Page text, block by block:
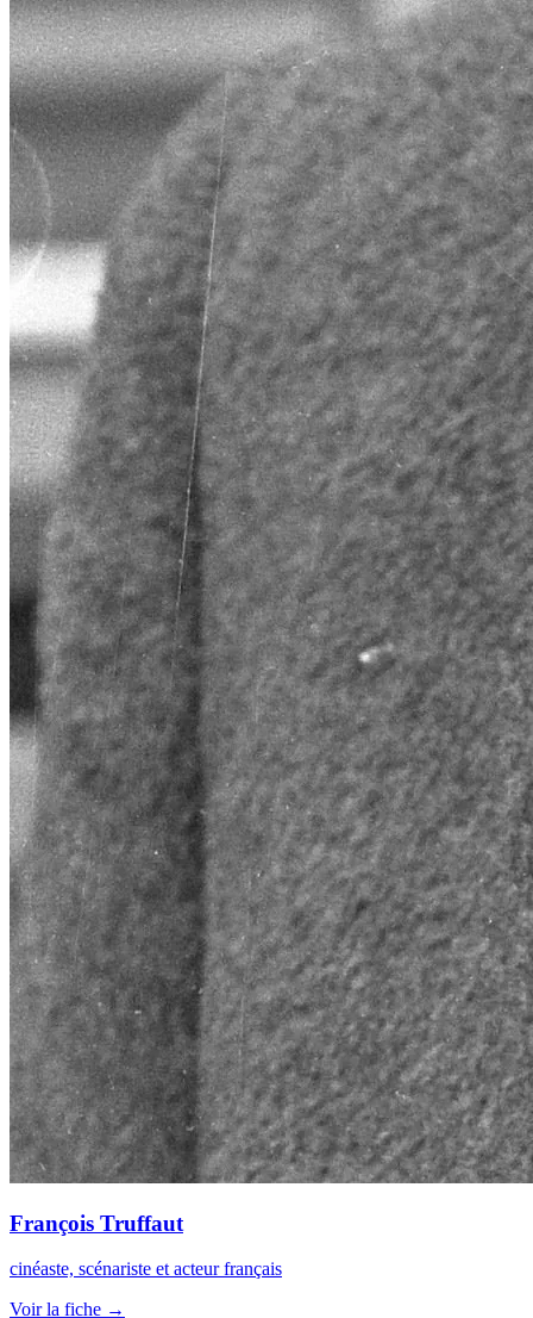
François Truffaut
cinéaste, scénariste et acteur français
Voir la fiche →